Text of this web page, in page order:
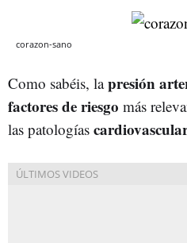
corazon-sano
Como sabéis, lapresión
factores de riesgo más
las patologías